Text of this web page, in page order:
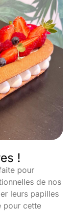
!
pour
de nos
leurs papilles
pour cette